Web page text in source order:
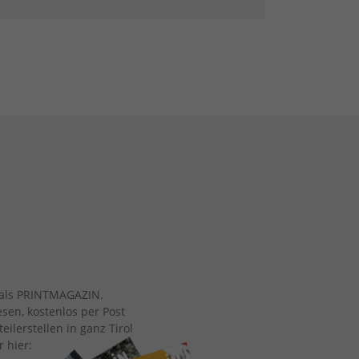
PRINTMAGAZIN.
kostenlos per Post
in ganz Tirol
hier: